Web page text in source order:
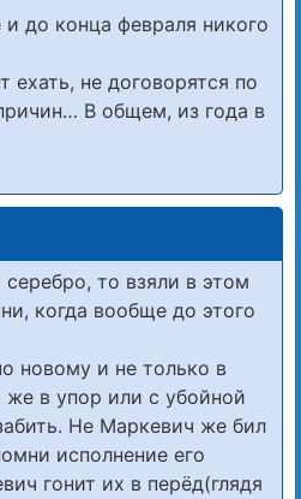
и до конца февраля никого
ехать, не договорятся по
В общем, из года в
то взяли в этом
когда вообще до этого
новому и не только в
же в упор или с убойной
Не Маркевич же бил
исполнение его
гонит их в перёд(глядя